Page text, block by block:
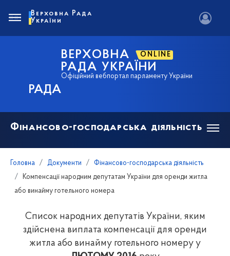
РАДА
ВЕРХОВНА ONLINE
РАДА УКРАЇНИ
Офіційний вебпортал парламенту України
Верховна Рада
України
Фінансово-господарська діяльність
Головна Документи
Фінансово-господарська діяльність
Компенсації народним депутатам України для оренди житла
або винайму готельного номера
Список народних депутатів України, яким
здійснена виплата компенсації для оренди
житла або винайму готельного номеру у